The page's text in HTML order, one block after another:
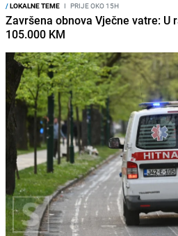
/LOKALNE TEME I PRIJE OKO 15H
Završena obnova Vječne vatre: U
105.000 KM